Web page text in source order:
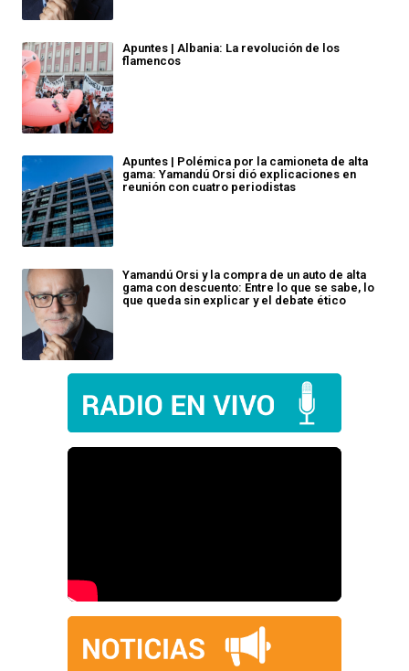
Apuntes | Albania: La revolución de los
flamencos
Apuntes | Polémica por la camioneta de alta
gama: Yamandú Orsi dió explicaciones en
reunión con cuatro periodistas
Yamandú Orsi y la compra de un auto de alta
gama con descuento: Entre lo que se sabe, lo
que queda sin explicar y el debate ético